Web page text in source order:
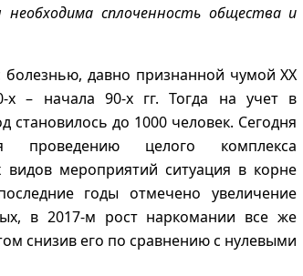
сплоченность общества и
давно признанной чумой XX
х – начала 90-х гг. Тогда на учет в
становилось до 1000 человек. Сегодня
проведению целого комплекса
видов мероприятий ситуация в корне
годы отмечено увеличение
в 2017-м рост наркомании все же
снизив его по сравнению с нулевыми